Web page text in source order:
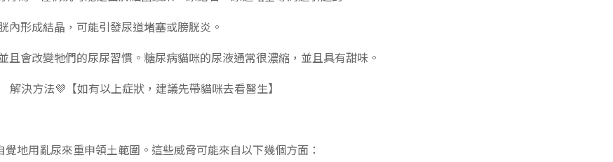
形成結晶，可能引發尿道堵塞或膀胱炎。
會改變牠們的尿尿習慣。糖尿病貓咪的尿液通常很濃縮，並且具有甜味。
解決方法💜【如有以上症狀，建議先帶貓咪去看醫生】
地用亂尿來重申領土範圍。這些威脅可能來自以下幾個方面：